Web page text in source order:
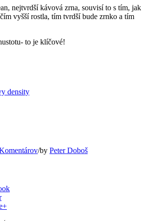
nejtvrdší kávová zrna, souvisí to s tím, jak
vyšší rostla, tím tvrdší bude zrnko a tím
to je klíčové!
/by Peter Doboš